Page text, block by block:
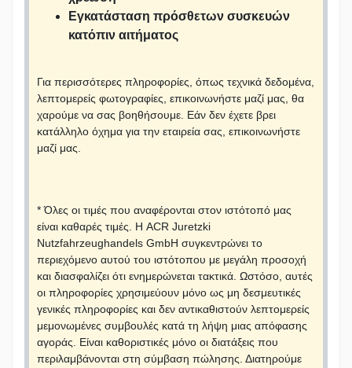
Εγκατάσταση πρόσθετων συσκευών
κατόπιν αιτήματος
Για περισσότερες πληροφορίες, όπως τεχνικά δεδομένα,
λεπτομερείς φωτογραφίες, επικοινωνήστε μαζί μας, θα
χαρούμε να σας βοηθήσουμε. Εάν δεν έχετε βρει
κατάλληλο όχημα για την εταιρεία σας, επικοινωνήστε
μαζί μας.
* Όλες οι τιμές που αναφέρονται στον ιστότοπό μας
είναι καθαρές τιμές. Η ACR Juretzki
Nutzfahrzeughandels GmbH συγκεντρώνει το
περιεχόμενο αυτού του ιστότοπου με μεγάλη προσοχή
και διασφαλίζει ότι ενημερώνεται τακτικά. Ωστόσο, αυτές
οι πληροφορίες χρησιμεύουν μόνο ως μη δεσμευτικές
γενικές πληροφορίες και δεν αντικαθιστούν λεπτομερείς
μεμονωμένες συμβουλές κατά τη λήψη μιας απόφασης
αγοράς. Είναι καθοριστικές μόνο οι διατάξεις που
περιλαμβάνονται στη σύμβαση πώλησης. Διατηρούμε